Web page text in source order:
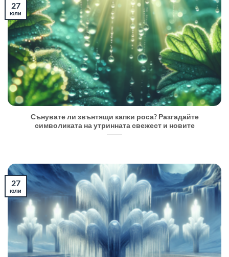
Сънувате ли звънтящи капки роса? Разгадайте
символиката на утринната свежест и новите
27
юли
27
юли